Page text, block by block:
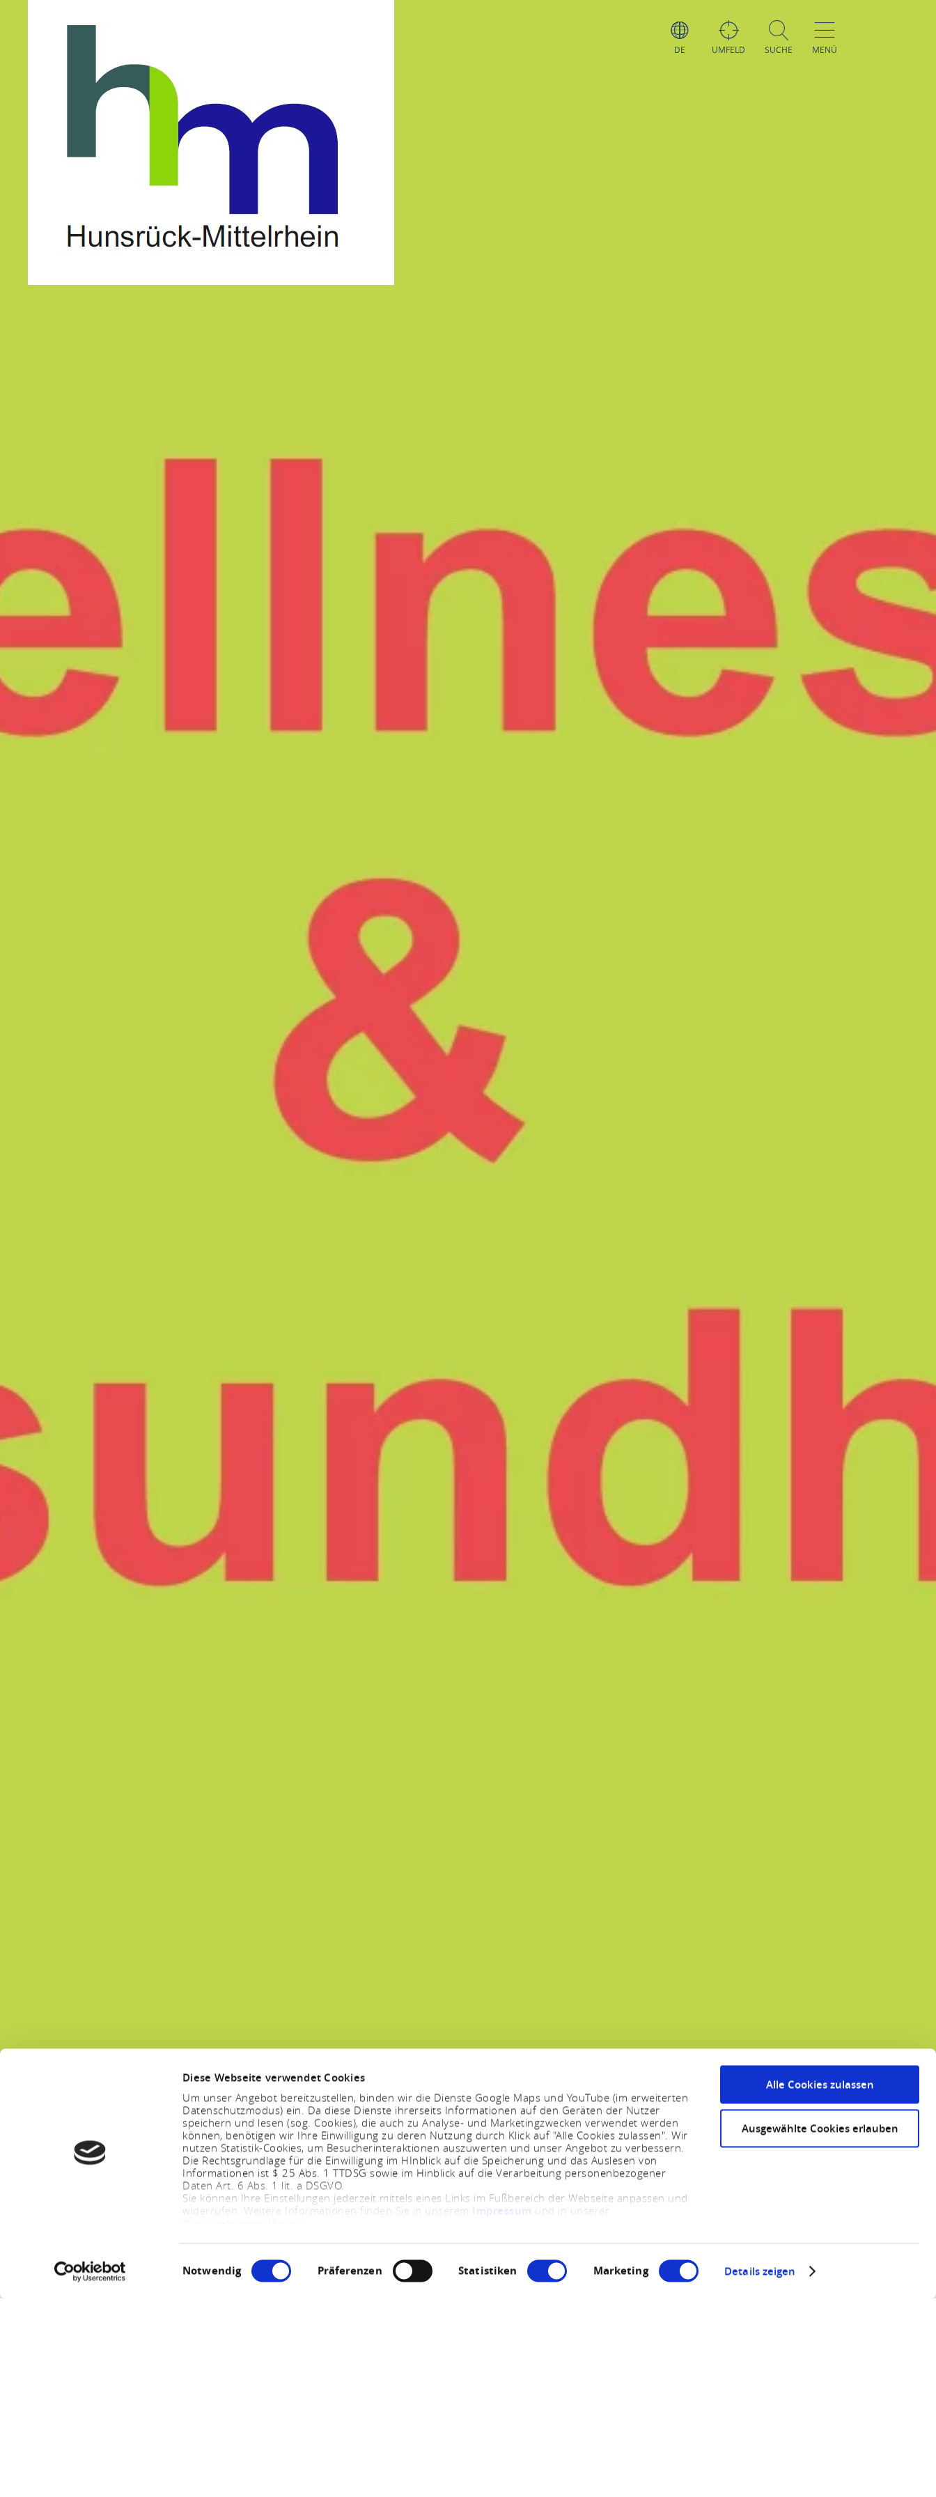
Diese Webseite verwendet Cookies
Um unser Angebot bereitzustellen, binden wir die Dienste Google Maps und YouTube (im erweiterten
Datenschutzmodus) ein. Da diese Dienste ihrerseits Informationen auf den Geräten der Nutzer
speichern und lesen (sog. Cookies), die auch zu Analyse- und Marketingzwecken verwendet werden
können, benötigen wir Ihre Einwilligung zu deren Nutzung durch Klick auf "Alle Cookies zulassen". Wir
nutzen Statistik-Cookies, um Besucherinteraktionen auszuwerten und unser Angebot zu verbessern.
Die Rechtsgrundlage für die Einwilligung im HInblick auf die Speicherung und das Auslesen von
Informationen ist $ 25 Abs. 1 TTDSG sowie im Hinblick auf die Verarbeitung personenbezogener
Daten Art. 6 Abs. 1 lit. a DSGVO.
Sie können Ihre Einstellungen jederzeit mittels eines Links im Fußbereich der Webseite anpassen und
widerrufen. Weitere Informationen finden Sie in unserem Impressum und in unserer
Einwilligungsauswahl
Notwendig Präferenzen Statistiken Marketing Details zeigen
Alle Cookies zulassen
Ausgewählte Cookies erlauben
DE UMFELD SUCHE MENÜ